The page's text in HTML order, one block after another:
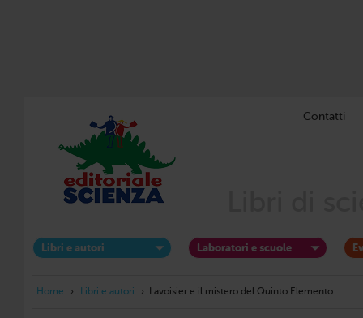
Contatti
Libri e autori Laboratori e scuole
Home › Libri e autori › Lavoisier e il mistero del Quinto Elemento